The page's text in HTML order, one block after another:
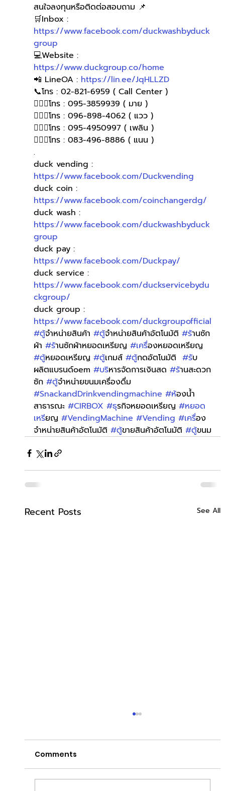
สนใจลงทุนหรือติดต่อสอบถาม 📌
🛒Inbox :
https://www.facebook.com/duckwashbyduck
group
💻Website :
https://www.duckgroup.co/home
📲 LineOA : https://lin.ee/JqHLLZD
📞โทร : 02-821-6959 ( Call Center )
🙋🏻‍♀️โทร : 095-3859939 ( มาย )
🙋🏻‍♀โทร : 096-898-4062 ( แวว )
🙋🏻‍♀โทร : 095-4950997 ( เพลิน )
🙋🏻‍♀️โทร : 083-496-8886 ( แนน )
.
duck vending :
https://www.facebook.com/Duckvending
duck coin :
https://www.facebook.com/coinchangerdg/
duck wash :
https://www.facebook.com/duckwashbyduck
group
duck pay :
https://www.facebook.com/Duckpay/
duck service :
https://www.facebook.com/duckservicebydu
ckgroup/
duck group :
https://www.facebook.com/duckgroupofficial
#ตู้จำหน่ายสินค้า #ตู้จำหน่ายสินค้าอัตโนมัติ #ร้านซัก
ผ้า #ร้านซักผ้าหยอดเหรียญ #เครื่องหยอดเหรียญ
#ตู้หยอดเหรียญ #ตู้เกมส์ #ตู้กดอัตโนมัติ #รับ
ผลิตแบรนด์oem #บริหารจัดการเงินสด #ร้านสะดวก
ซัก #ตู้จำหน่ายขนมเครื่องดื่ม
#SnackandDrinkvendingmachine #ห้องน้ำ
สาธารณะ #CIRBOX #ธุรกิจหยอดเหรียญ #หยอด
เหรียญ #VendingMachine #Vending #เครื่อง
จำหน่ายสินค้าอัตโนมัติ #ตู้ขายสินค้าอัตโนมัติ #ตู้ขนม
Recent Posts See All
Comments